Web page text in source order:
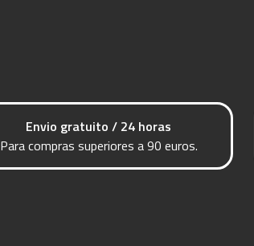
Envio gratuito / 24 horas
Para compras superiores a 90 euros.